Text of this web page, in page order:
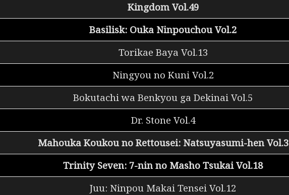
Kingdom Vol.49
Basilisk: Ouka Ninpouchou Vol.2
Torikae Baya Vol.13
Ningyou no Kuni Vol.2
Bokutachi wa Benkyou ga Dekinai Vol.5
Dr. Stone Vol.4
Mahouka Koukou no Rettousei: Natsuyasumi-hen Vol.3
Trinity Seven: 7-nin no Masho Tsukai Vol.18
Juu: Ninpou Makai Tensei Vol.12